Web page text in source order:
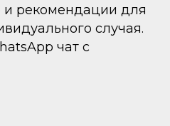
рекомендации для
случая.
чат с